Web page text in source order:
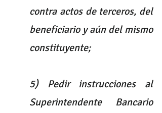
contra actos de terceros, del
beneficiario y aún del mismo
constituyente;
5) Pedir instrucciones al
Superintendente Bancario